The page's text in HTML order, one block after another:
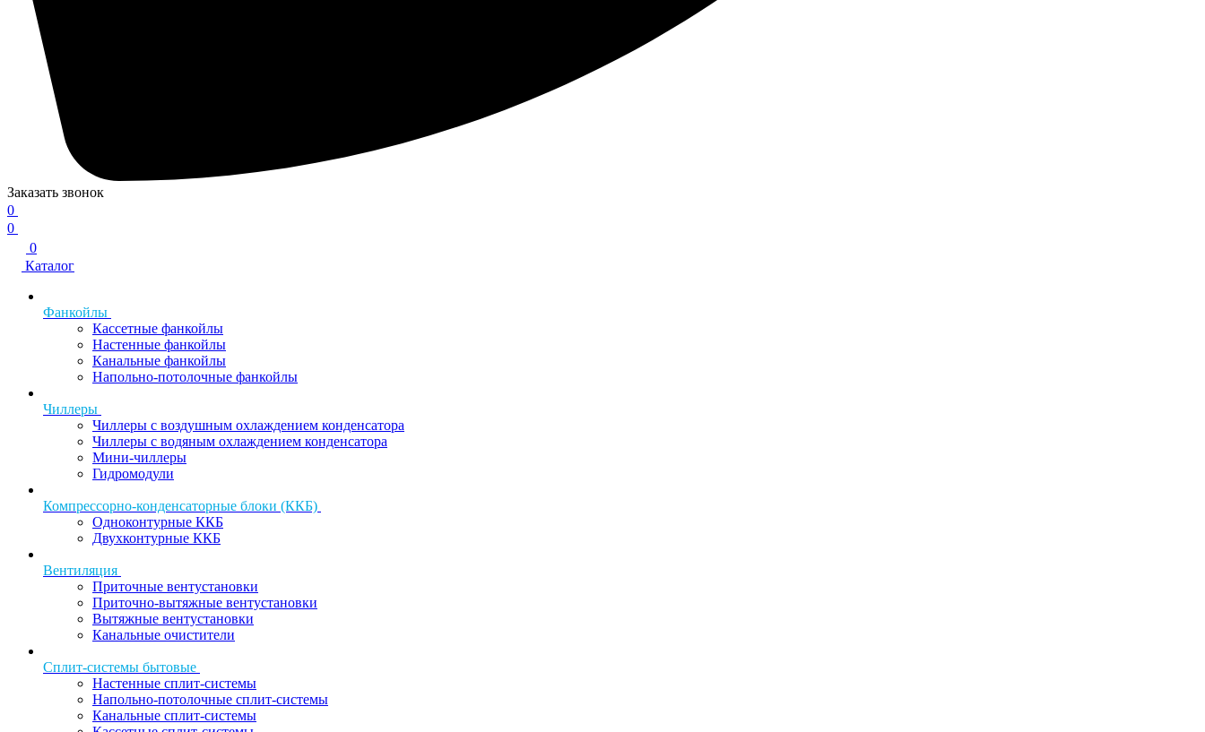
Заказать звонок
0
0
0
Каталог
Фанкойлы
Кассетные фанкойлы
Настенные фанкойлы
Канальные фанкойлы
Напольно-потолочные фанкойлы
Чиллеры
Чиллеры с воздушным охлаждением конденсатора
Чиллеры с водяным охлаждением конденсатора
Мини-чиллеры
Гидромодули
Компрессорно-конденсаторные блоки (ККБ)
Одноконтурные ККБ
Двухконтурные ККБ
Вентиляция
Приточные вентустановки
Приточно-вытяжные вентустановки
Вытяжные вентустановки
Канальные очистители
Сплит-системы бытовые
Настенные сплит-системы
Напольно-потолочные сплит-системы
Канальные сплит-системы